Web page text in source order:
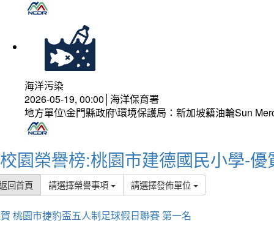
海洋污染
2026-05-19, 00:00│海洋保育署
地方單位\金門縣政府\環境保護局：新加坡籍油輪Sun
校園榮譽榜:桃園市建德國民小學-優
回首頁 請選擇榮譽事項 請選擇發佈單位
桃園市捷豹盃五人制足球假日聯賽 第一名